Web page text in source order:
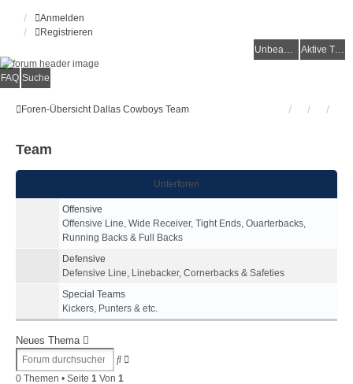
Anmelden
Registrieren
Unbeantwortete Themen
Aktive Themen
FAQ Suche
Foren-Übersicht Dallas Cowboys Team
Team
Unterforen
Offensive
Offensive Line, Wide Receiver, Tight Ends, Ouarterbacks,
Running Backs & Full Backs
Defensive
Defensive Line, Linebacker, Cornerbacks & Safeties
Special Teams
Kickers, Punters & etc.
Neues Thema
Suche
0 Themen • Seite 1 Von 1